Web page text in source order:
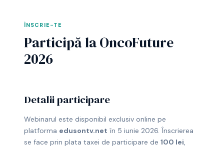
ÎNSCRIE-TE
Participă la OncoFuture
2026
Detalii participare
Webinarul este disponibil exclusiv online pe
platforma edusontv.net în 5 iunie 2026. Înscrierea
se face prin plata taxei de participare de 100 lei,